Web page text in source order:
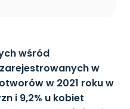
wśród
w
w 2021 roku w
i 9,2% u kobiet